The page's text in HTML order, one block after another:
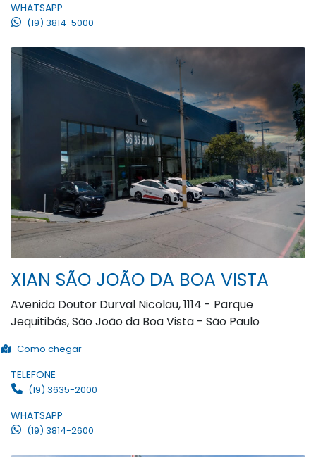
WHATSAPP
(19) 3814-5000
XIAN SÃO JOÃO DA BOA VISTA
Avenida Doutor Durval Nicolau, 1114 - Parque
Jequitibás, São João da Boa Vista - São Paulo
Como chegar
TELEFONE
(19) 3635-2000
WHATSAPP
(19) 3814-2600